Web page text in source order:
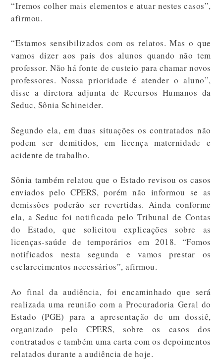
“Iremos colher mais elementos e atuar nestes casos”,
afirmou.
“Estamos sensibilizados com os relatos. Mas o que
vamos dizer aos pais dos alunos quando não tem
professor. Não há fonte de custeio para chamar novos
professores. Nossa prioridade é atender o aluno”,
disse a diretora adjunta de Recursos Humanos da
Seduc, Sônia Schineider.
Segundo ela, em duas situações os contratados não
podem ser demitidos, em licença maternidade e
acidente de trabalho.
Sônia também relatou que o Estado revisou os casos
enviados pelo CPERS, porém não informou se as
demissões poderão ser revertidas. Ainda conforme
ela, a Seduc foi notificada pelo Tribunal de Contas
do Estado, que solicitou explicações sobre as
licenças-saúde de temporários em 2018. “Fomos
notificados nesta segunda e vamos prestar os
esclarecimentos necessários”, afirmou.
Ao final da audiência, foi encaminhado que será
realizada uma reunião com a Procuradoria Geral do
Estado (PGE) para a apresentação de um dossiê,
organizado pelo CPERS, sobre os casos dos
contratados e também uma carta com os depoimentos
relatados durante a audiência de hoje.